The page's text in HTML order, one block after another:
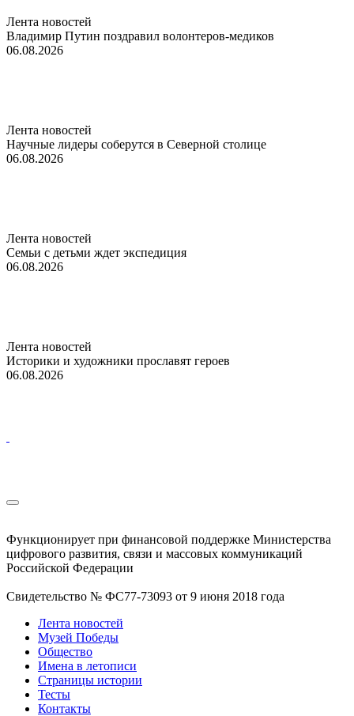
Лента новостей
Владимир Путин поздравил волонтеров-медиков
06.08.2026
Лента новостей
Научные лидеры соберутся в Северной столице
06.08.2026
Лента новостей
Семьи с детьми ждет экспедиция
06.08.2026
Лента новостей
Историки и художники прославят героев
06.08.2026
Функционирует при финансовой поддержке Министерства
цифрового развития, связи и массовых коммуникаций
Российской Федерации
Свидетельство № ФС77-73093 от 9 июня 2018 года
Лента новостей
Музей Победы
Общество
Имена в летописи
Страницы истории
Тесты
Контакты